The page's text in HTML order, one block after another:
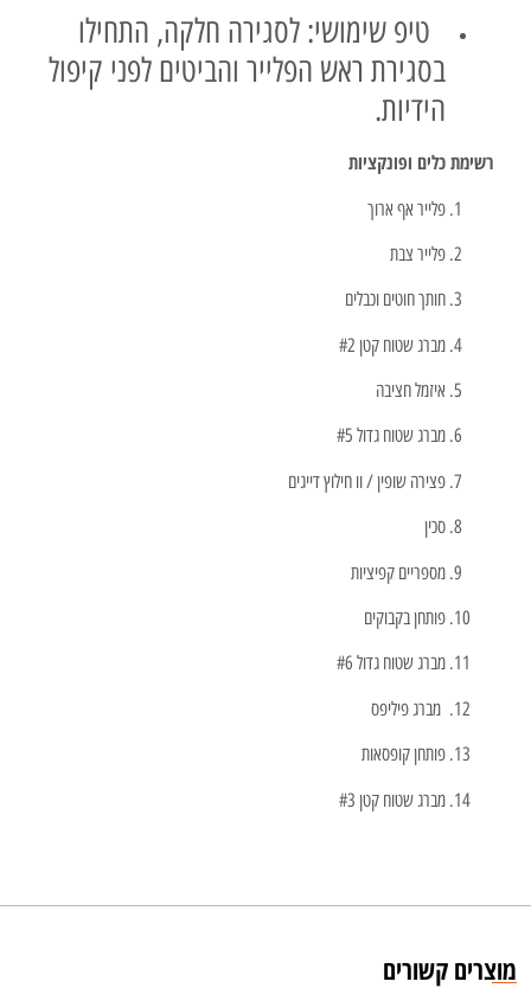
טיפ שימושי: לסגירה חלקה, התחילו
בסגירת ראש הפלייר והביטים לפני קיפול
הידיות.
רשימת כלים ופונקציות
פלייר אף ארוך
פלייר צבת
חותך חוטים וכבלים
מברג שטוח קטן #2
איזמל חציבה
מברג שטוח גדול #5
פצירה שופין / וו חילוץ דייגים
סכין
מספריים קפיציות
פותחן בקבוקים
מברג שטוח גדול #6
מברג פיליפס
פותחן קופסאות
מברג שטוח קטן #3
מוצרים קשורים